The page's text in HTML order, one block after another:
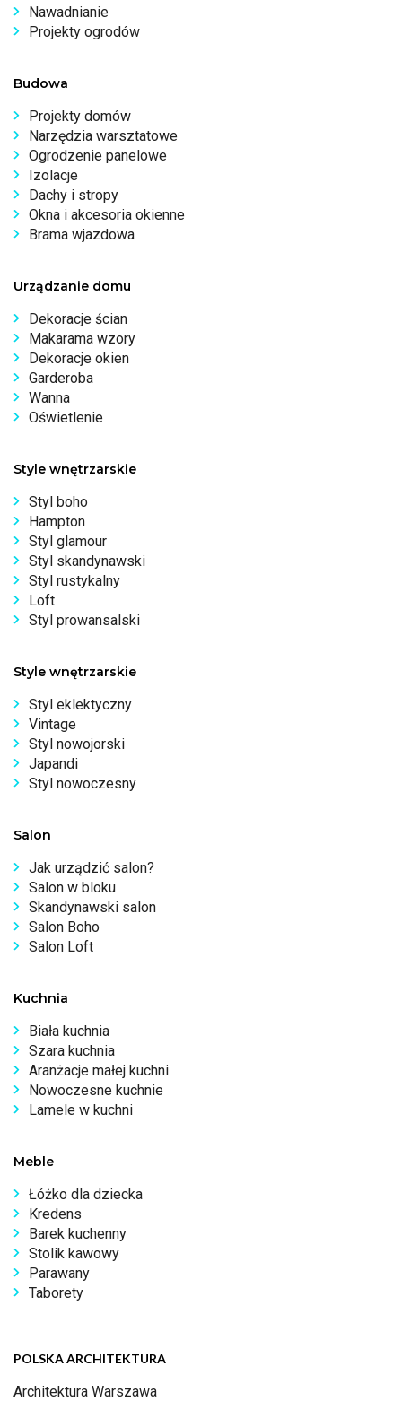
Nawadnianie
Projekty ogrodów
Budowa
Projekty domów
Narzędzia warsztatowe
Ogrodzenie panelowe
Izolacje
Dachy i stropy
Okna i akcesoria okienne
Brama wjazdowa
Urządzanie domu
Dekoracje ścian
Makarama wzory
Dekoracje okien
Garderoba
Wanna
Oświetlenie
Style wnętrzarskie
Styl boho
Hampton
Styl glamour
Styl skandynawski
Styl rustykalny
Loft
Styl prowansalski
Style wnętrzarskie
Styl eklektyczny
Vintage
Styl nowojorski
Japandi
Styl nowoczesny
Salon
Jak urządzić salon?
Salon w bloku
Skandynawski salon
Salon Boho
Salon Loft
Kuchnia
Biała kuchnia
Szara kuchnia
Aranżacje małej kuchni
Nowoczesne kuchnie
Lamele w kuchni
Meble
Łóżko dla dziecka
Kredens
Barek kuchenny
Stolik kawowy
Parawany
Taborety
POLSKA ARCHITEKTURA
Architektura Warszawa